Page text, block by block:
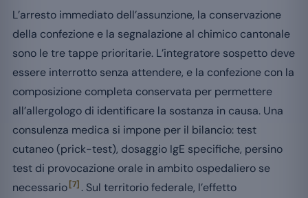
L’arresto immediato dell’assunzione, la conservazione
della confezione e la segnalazione al chimico cantonale
sono le tre tappe prioritarie. L’integratore sospetto deve
essere interrotto senza attendere, e la confezione con la
composizione completa conservata per permettere
all’allergologo di identificare la sostanza in causa. Una
consulenza medica si impone per il bilancio: test
cutaneo (prick-test), dosaggio IgE specifiche, persino
test di provocazione orale in ambito ospedaliero se
necessario[7] . Sul territorio federale, l’effetto